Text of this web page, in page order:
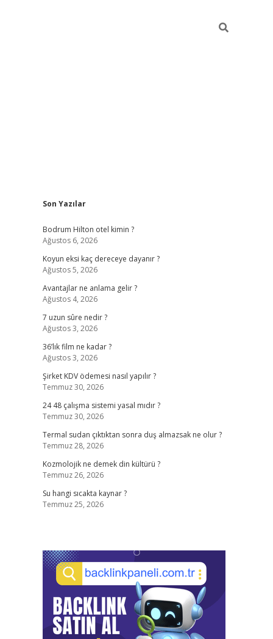
Sidebar
Son Yazılar
Bodrum Hilton otel kimin ?
Ağustos 6, 2026
Koyun eksi kaç dereceye dayanır ?
Ağustos 5, 2026
Avantajlar ne anlama gelir ?
Ağustos 4, 2026
7 uzun sûre nedir ?
Ağustos 3, 2026
36’lık film ne kadar ?
Ağustos 3, 2026
Şirket KDV ödemesi nasıl yapılır ?
Temmuz 30, 2026
24 48 çalışma sistemi yasal mıdır ?
Temmuz 30, 2026
Termal sudan çıktıktan sonra duş almazsak ne olur ?
Temmuz 28, 2026
Kozmolojik ne demek din kültürü ?
Temmuz 26, 2026
Su hangi sıcakta kaynar ?
Temmuz 25, 2026
ilbetbetci